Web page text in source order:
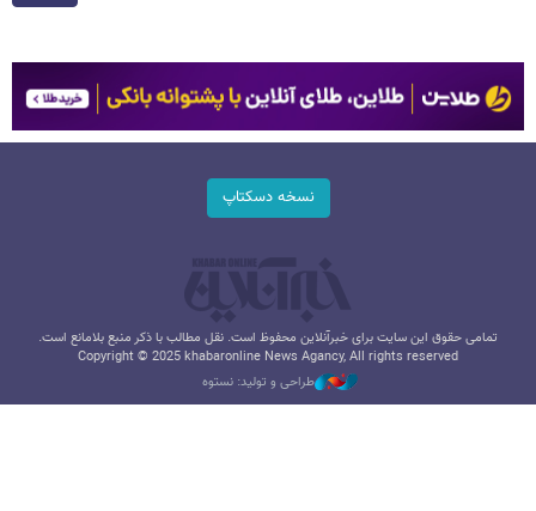
نسخه دسکتاپ
تمامی حقوق این سایت برای خبرآنلاین محفوظ است. نقل مطالب با ذکر منبع بلامانع است.
Copyright © 2025 khabaronline News Agancy, All rights reserved
طراحی و تولید: نستوه